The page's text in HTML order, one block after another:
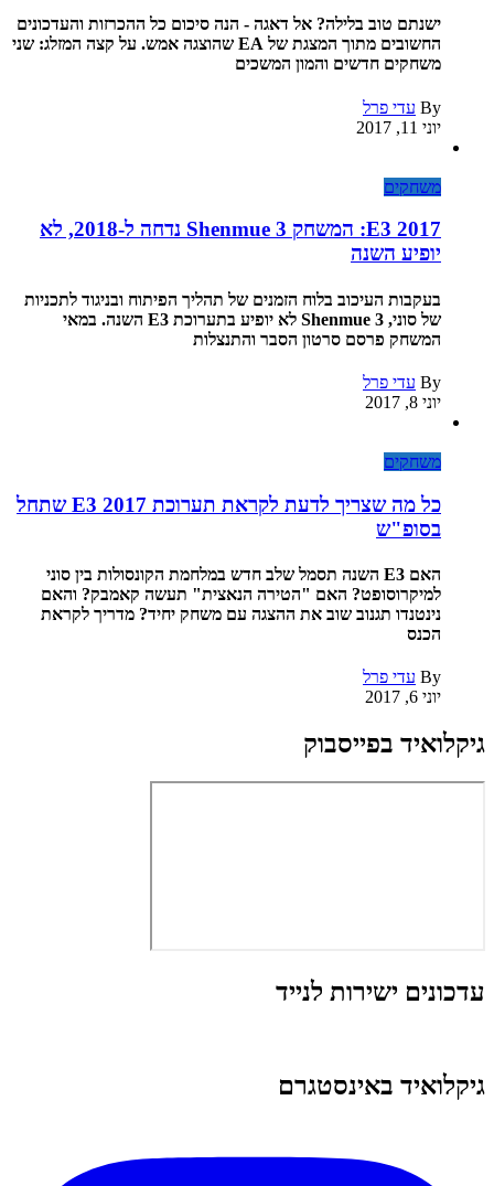
ישנתם טוב בלילה? אל דאגה - הנה סיכום כל ההכרזות והעדכונים
החשובים מתוך המצגת של EA שהוצגה אמש. על קצה המזלג: שני
משחקים חדשים והמון המשכים
By עדי פרל
יוני 11, 2017
משחקים
E3 2017: המשחק Shenmue 3 נדחה ל-2018, לא
יופיע השנה
בעקבות העיכוב בלוח הזמנים של תהליך הפיתוח ובניגוד לתכניות
של סוני, Shenmue 3 לא יופיע בתערוכת E3 השנה. במאי
המשחק פרסם סרטון הסבר והתנצלות
By עדי פרל
יוני 8, 2017
משחקים
כל מה שצריך לדעת לקראת תערוכת E3 2017 שתחל
בסופ"ש
האם E3 השנה תסמל שלב חדש במלחמת הקונסולות בין סוני
למיקרוסופט? האם "הטירה הנאצית" תעשה קאמבק? והאם
נינטנדו תגנוב שוב את ההצגה עם משחק יחיד? מדריך לקראת
הכנס
By עדי פרל
יוני 6, 2017
גיקלואיד בפייסבוק
עדכונים ישירות לנייד
גיקלואיד באינסטגרם